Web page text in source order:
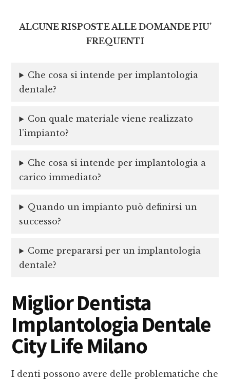
ALCUNE RISPOSTE ALLE DOMANDE PIU’
FREQUENTI
Che cosa si intende per implantologia
dentale?
Con quale materiale viene realizzato
l’impianto?
Che cosa si intende per implantologia a
carico immediato?
Quando un impianto può definirsi un
successo?
Come prepararsi per un implantologia
dentale?
Miglior Dentista
Implantologia Dentale
City Life Milano
I denti possono avere delle problematiche che